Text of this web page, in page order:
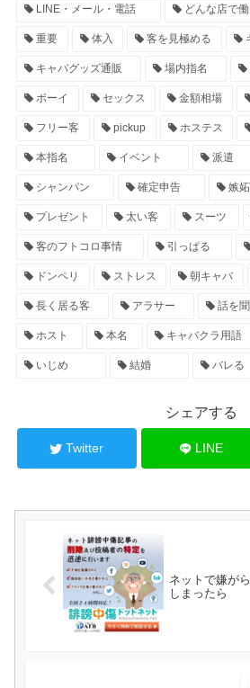
LINE・メール・電話 どんな店で働
重要 体入 客を見極める
キャバグッズ通販 場内指名
ボーイ セックス 金額相場
フリー客 pickup ホステス
本指名 イベント 派遣
シャンパン 確定申告 嫉妬
プレゼント 太い客 スーツ
客のフトコロ事情 引っぱる
ドンペリ ストレス 朝キャバ
長く居る客 アラサー 話を
ホスト 本名 キャバクラ用語
いじめ 結婚 バレる
シェアする
Twitter LINE
ネットで嫌が
しまったら